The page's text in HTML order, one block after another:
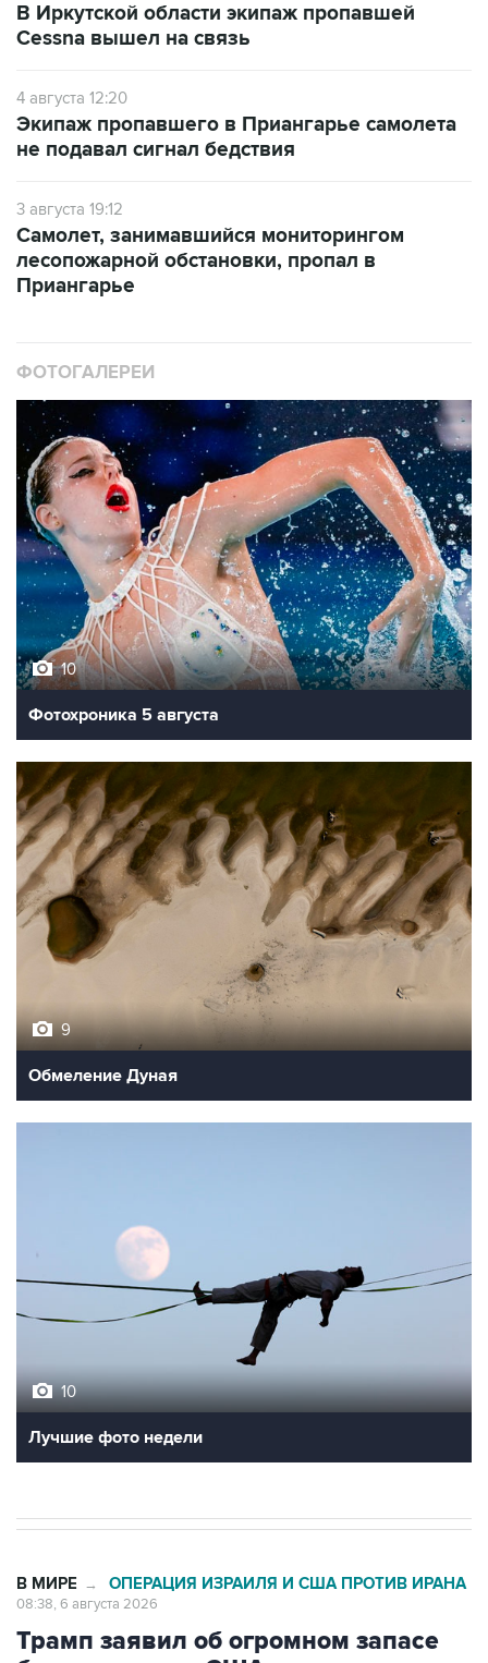
В Иркутской области экипаж пропавшей
Cessna вышел на связь
4 августа 12:20
Экипаж пропавшего в Приангарье самолета
не подавал сигнал бедствия
3 августа 19:12
Самолет, занимавшийся мониторингом
лесопожарной обстановки, пропал в
Приангарье
ФОТОГАЛЕРЕИ
10
Фотохроника 5 августа
9
Обмеление Дуная
10
Лучшие фото недели
В МИРЕ → ОПЕРАЦИЯ ИЗРАИЛЯ И США ПРОТИВ ИРАНА
08:38, 6 августа 2026
Трамп заявил об огромном запасе